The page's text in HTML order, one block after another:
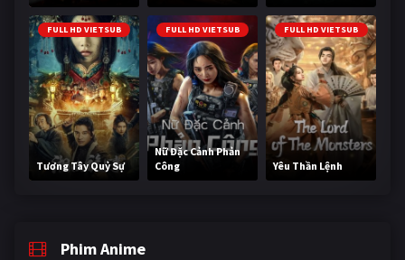
FULL HD VIETSUB
Tương Tây Quỷ Sự
FULL HD VIETSUB
Nữ Đặc Cảnh Phản
Công
FULL HD VIETSUB
Yêu Thần Lệnh
Phim Anime